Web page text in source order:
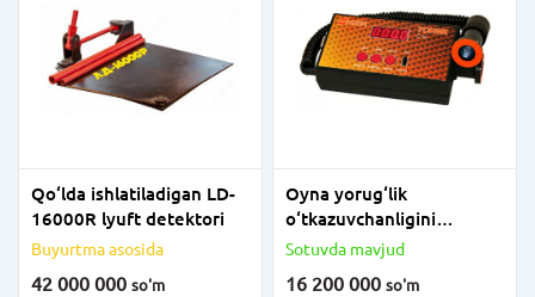
Qo‘lda ishlatiladigan LD-
16000R lyuft detektori
Buyurtma asosida
42 000 000 so'm
Oyna yorug‘lik
o‘tkazuvchanligini
o‘lchagich TONIK.
Sotuvda mavjud
16 200 000 so'm